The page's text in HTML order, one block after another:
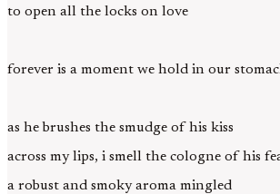
to open all the locks on love
forever is a moment we hold in our
as he brushes the smudge of his kiss
across my lips, i smell the cologne of his
a robust and smoky aroma mingled